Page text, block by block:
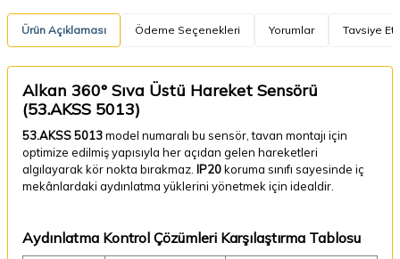
Ürün Açıklaması Ödeme Seçenekleri Yorumlar Tavsiye Et
Alkan 360° Sıva Üstü Hareket Sensörü
(53.AKSS 5013)
53.AKSS 5013model numaralı bu sensör, tavan montajı için
optimize edilmiş yapısıyla her açıdan gelen hareketleri
algılayarak kör nokta bırakmaz. IP20koruma sınıfı sayesinde iç
mekânlardaki aydınlatma yüklerini yönetmek için idealdir.
Aydınlatma Kontrol Çözümleri Karşılaştırma Tablosu